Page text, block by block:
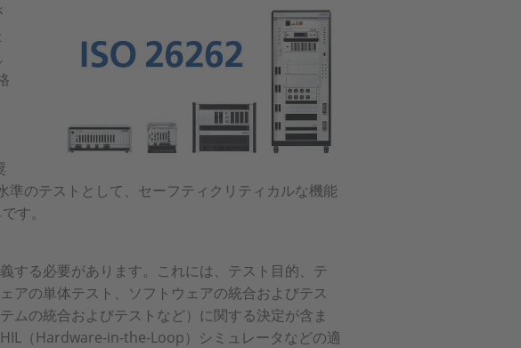
準のテストとして、セーフティクリティカルな機能
す。
する必要があります。これには、テスト目的、テ
アの単体テスト、ソフトウェアの統合およびテス
ムの統合およびテストなど）に関する決定が含ま
（Hardware-in-the-Loop）シミュレータなどの適